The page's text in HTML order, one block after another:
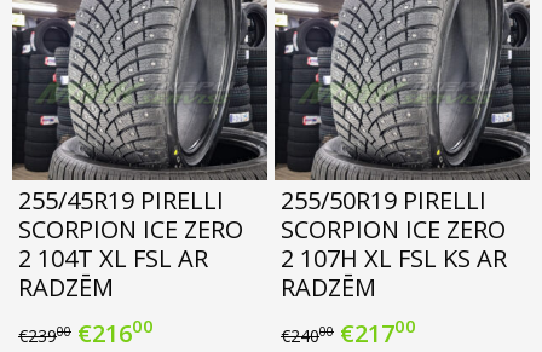
255/45R19 PIRELLI
SCORPION ICE ZERO
2 104T XL FSL AR
RADZĒM
€23900 Original
€21600
255/50R19 PIRELLI
SCORPION ICE ZERO
2 107H XL FSL KS AR
RADZĒM
€24000 Original
€21700